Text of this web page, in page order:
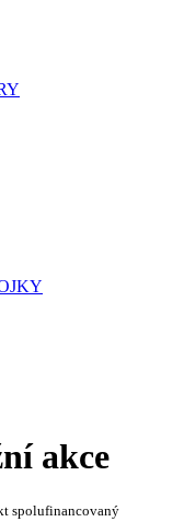
akce
spolufinancovaný